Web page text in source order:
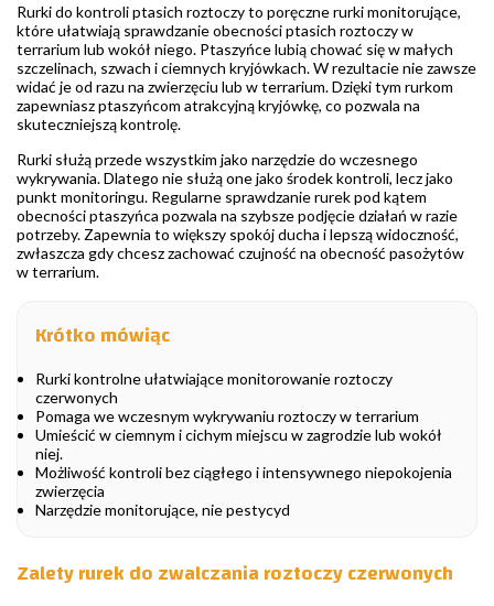
Rurki do kontroli ptasich roztoczy to poręczne rurki monitorujące,
które ułatwiają sprawdzanie obecności ptasich roztoczy w
terrarium lub wokół niego. Ptaszyńce lubią chować się w małych
szczelinach, szwach i ciemnych kryjówkach. W rezultacie nie zawsze
widać je od razu na zwierzęciu lub w terrarium. Dzięki tym rurkom
zapewniasz ptaszyńcom atrakcyjną kryjówkę, co pozwala na
skuteczniejszą kontrolę.
Rurki służą przede wszystkim jako narzędzie do wczesnego
wykrywania. Dlatego nie służą one jako środek kontroli, lecz jako
punkt monitoringu. Regularne sprawdzanie rurek pod kątem
obecności ptaszyńca pozwala na szybsze podjęcie działań w razie
potrzeby. Zapewnia to większy spokój ducha i lepszą widoczność,
zwłaszcza gdy chcesz zachować czujność na obecność pasożytów
w terrarium.
Krótko mówiąc
Rurki kontrolne ułatwiające monitorowanie roztoczy
czerwonych
Pomaga we wczesnym wykrywaniu roztoczy w terrarium
Umieścić w ciemnym i cichym miejscu w zagrodzie lub wokół
niej.
Możliwość kontroli bez ciągłego i intensywnego niepokojenia
zwierzęcia
Narzędzie monitorujące, nie pestycyd
Zalety rurek do zwalczania roztoczy czerwonych